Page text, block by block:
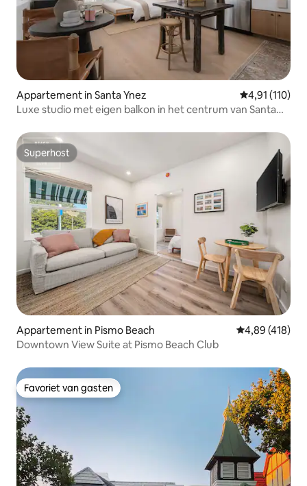
Appartement in Santa Ynez Gemiddelde
4,91 (110)
Luxe studio met eigen balkon in het centrum van Santa
Superhost
Superhost
Appartement in Pismo Beach Gemiddelde
4,89 (418)
Downtown View Suite at Pismo Beach Club
Favoriet van gasten
Favoriet van gasten